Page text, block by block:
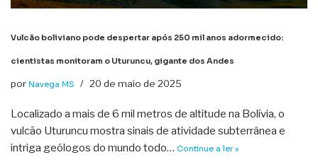
Vulcão boliviano pode despertar após 250 mil anos adormecido:
cientistas monitoram o Uturuncu, gigante dos Andes
por Navega MS 20 de maio de 2025
Localizado a mais de 6 mil metros de altitude na Bolívia, o
vulcão Uturuncu mostra sinais de atividade subterrânea e
intriga geólogos do mundo todo… Continue a ler »